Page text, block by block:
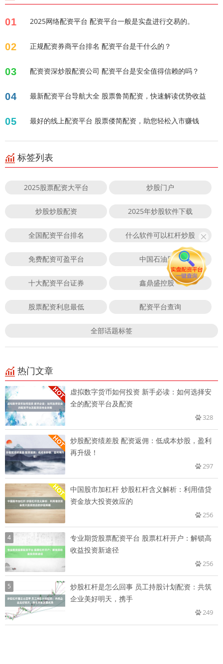
01 2025网络配资平台 配资平台一般是实盘进行交易的。
02 正规配资券商平台排名 配资平台是干什么的？
03 配资资深炒股配资公司 配资平台是安全值得信赖的吗？
04 最新配资平台导航大全 股票鲁简配资，快速解读优势收益
05 最好的线上配资平台 股票偻简配资，助您轻松入市赚钱
标签列表
2025股票配资大平台 炒股门户
炒股炒股配资 2025年炒股软件下载
全国配资平台排名 什么软件可以杠杆炒股
免费配资可盈平台 中国石油股票
十大配资平台证券 鑫鼎盛控股
股票配资利息最低 配资平台查询
全部话题标签
热门文章
虚拟数字货币如何投资 新手必读：如何选择安
全的配资平台及配资
328
炒股配资绩差股 配资返佣：低成本炒股，盈利
再升级！
297
中国股市加杠杆 炒股杠杆含义解析：利用借贷
资金放大投资效应的
256
4
专业期货股票配资平台 股票杠杆开户：解锁高
收益投资新途径
256
5
炒股杠杆是怎么回事 员工持股计划配资：共筑
企业美好明天，携手
249